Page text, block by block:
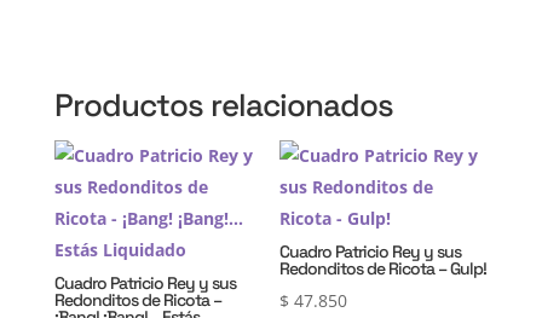
Productos relacionados
Cuadro Patricio Rey y sus
Redonditos de Ricota –
Cuadro Patricio Rey y sus
Redonditos de Ricota – Gulp!
$ 47.850